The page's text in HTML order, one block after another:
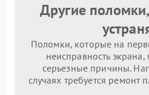
Другие
Поломки, которые на
неисправность экрана,
серьезные причины.
случаях требуется ремонт